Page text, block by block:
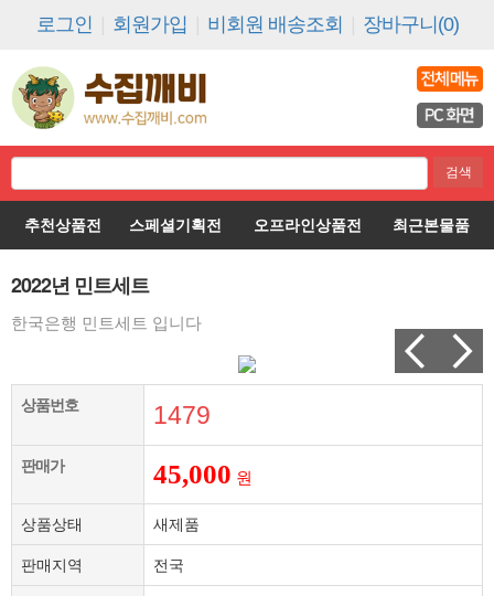
로그인 회원가입 비회원 배송조회 장바구니(0)
추천상품전 스페셜기획전 오프라인상품전 최근본물품
2022년 민트세트
한국은행 민트세트 입니다
상품번호 1479
판매가 45,000 원
상품상태 새제품
판매지역 전국